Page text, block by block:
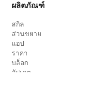
ผลิตภัณฑ์
สกิล
ส่วนขยาย
แอป
ราคา
บล็อก
อัปเดต